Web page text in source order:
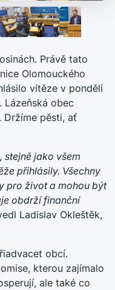
Právě tato
Olomouckého
vítěze v pondělí
Lázeňská obec
Držíme pěsti, ať
stejně jako všem
přihlásily. Všechny
pro život a mohou být
obdrží finanční
Ladislav Okleštěk,
obcí.
kterou zajímalo
ale také co